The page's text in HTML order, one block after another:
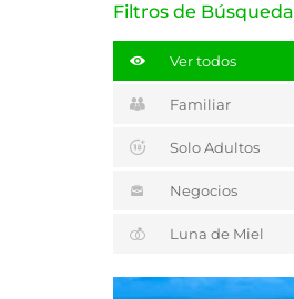
Filtros de Búsqueda
Ver todos
Familiar
Solo Adultos
Negocios
Luna de Miel